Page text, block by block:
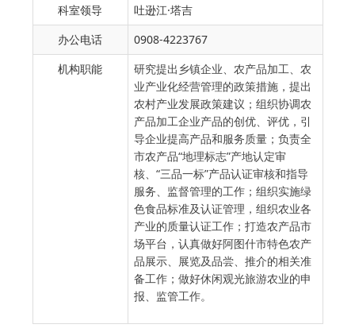
科室领导
吐逊江·塔吉
办公电话
0908-4223767
机构职能
研究提出乡镇企业、农产品加工、农
业产业化经营管理的政策措施，提出
农村产业发展政策建议；组织协调农
产品加工企业产品的创优、评优，引
导企业提高产品和服务质量；负责全
市农产品“地理标志”产地认定审
核、“三品一标”产品认证审核和指导
服务、监督管理的工作；组织实施绿
色食品标准及认证管理，组织农业各
产业的质量认证工作；打造农产品市
场平台，认真做好阿图什市特色农产
品展示、展览及品尝、推介的相关准
备工作；做好休闲观光旅游农业的申
报、监管工作。